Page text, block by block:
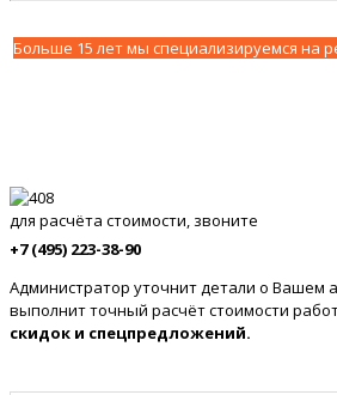
Больше 15 лет мы специализируемся на
для расчёта стоимости, звоните
+7 (495) 223-38-90
Администратор уточнит детали о Вашем
выполнит точный расчёт стоимости
скидок и спецпредложений.